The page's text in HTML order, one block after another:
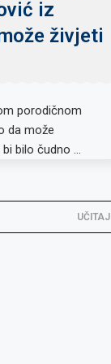
iz
živjeti
porodičnom
da može
bilo čudno …